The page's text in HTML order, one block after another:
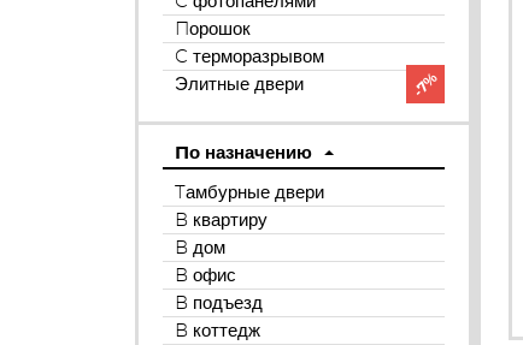
Порошок
С терморазрывом
Элитные двери
-7%
По назначению
Тамбурные двери
В квартиру
В дом
В офис
В подъезд
В коттедж